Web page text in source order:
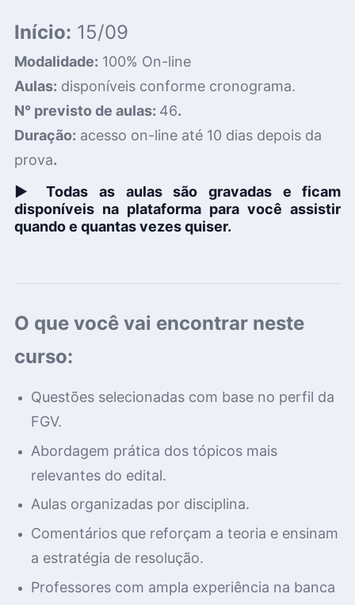
Início: 15/09
Modalidade: 100% On-line
Aulas: disponíveis conforme cronograma.
N° previsto de aulas: 46.
Duração: acesso on-line até 10 dias depois da
prova.
▶︎
Todas as aulas são gravadas e ficam
disponíveis na plataforma para você assistir
quando e quantas vezes quiser.
O que você vai encontrar neste
curso:
Questões selecionadas com base no perfil da
FGV.
Abordagem prática dos tópicos mais
relevantes do edital.
Aulas organizadas por disciplina.
Comentários que reforçam a teoria e ensinam
a estratégia de resolução.
Professores com ampla experiência na banca